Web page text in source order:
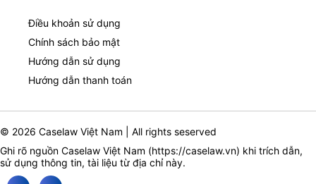
Điều khoản sử dụng
Chính sách bảo mật
Hướng dẫn sử dụng
Hướng dẫn thanh toán
© 2026 Caselaw Việt Nam | All rights seserved
Ghi rõ nguồn Caselaw Việt Nam (https://caselaw.vn) khi trích dẫn,
sử dụng thông tin, tài liệu từ địa chỉ này.